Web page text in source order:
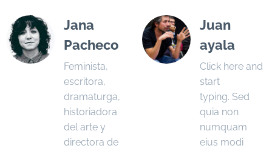
Jana
Pacheco
Feminista,
escritora,
dramaturga,
historiadora
del arte y
directora de
Juan
ayala
Click here and
start
typing. Sed
quia non
numquam
eius modi